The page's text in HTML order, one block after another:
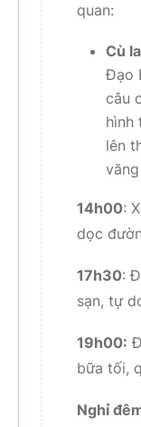
quan:
Cù
Đạo
câu
hình
lên
14h00:
dọc
17h30:
sạn, tự
19h00:
bữa tối,
Nghỉ